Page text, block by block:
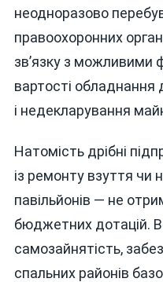
неодноразово
правоохоронних
зв’язку з можливими
вартості обладнання
і недекларування
Натомість дрібні
із ремонту взуття чи
павільйонів — не
бюджетних дотацій.
самозайнятість,
спальних районів